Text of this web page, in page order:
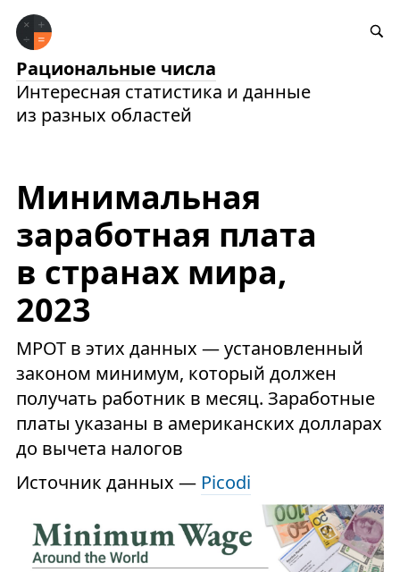
Рациональные числа
Интересная статистика и данные
из разных областей
Минимальная
заработная плата
в странах мира,
2023
МРОТ в этих данных — установленный
законом минимум, который должен
получать работник в месяц. Заработные
платы указаны в американских долларах
до вычета налогов
Источник данных — Picodi